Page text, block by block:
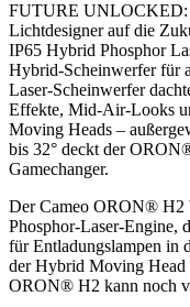
FUTURE UNLOCKED:
Lichtdesigner auf die
IP65 Hybrid Phosphor
Hybrid-Scheinwerfer für
Laser-Scheinwerfer
Effekte, Mid-Air-Looks
Moving Heads –
bis 32° deckt der
Gamechanger.
Der Cameo ORON® H2
Phosphor-Laser-Engine,
für Entladungslampen in
der Hybrid Moving Head
ORON® H2 kann noch